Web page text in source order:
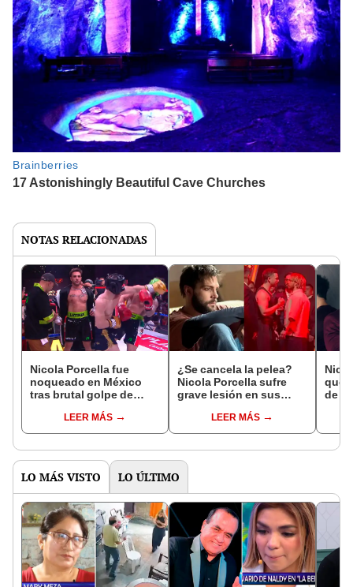
NOTAS RELACIONADAS
Nicola Porcella fue
noqueado en México
tras brutal golpe de
show en vivo del Ring
Royal 2026
LEER MÁS
¿Se cancela la pelea?
Nicola Porcella sufre
grave lesión en sus
su enfrentamiento con
Aldo de Nigris
LEER MÁS
que
de
LO MÁS VISTO LO ÚLTIMO